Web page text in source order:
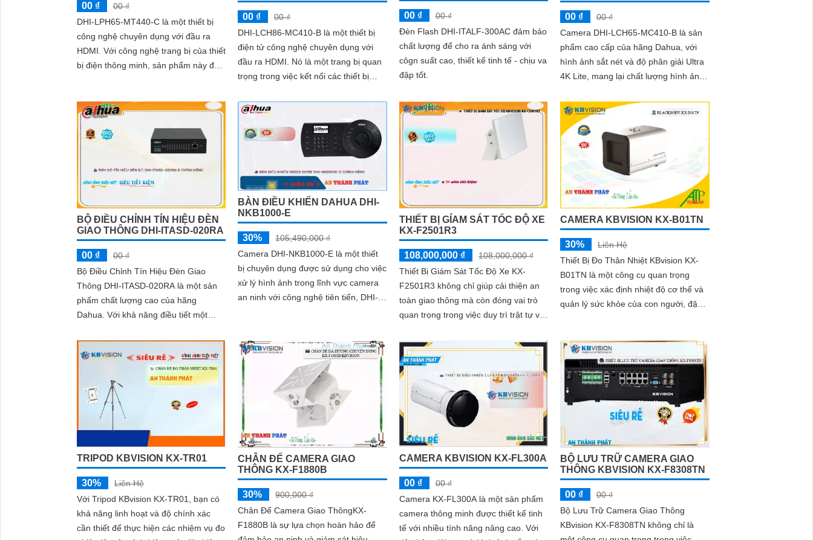
00 ₫
00 ₫
DHI-LPH65-MT440-C là một thiết bị
công nghệ chuyên dụng với đầu ra
HDMI. Với công nghệ trang bị của thiết
bị điện thông minh, sản phẩm này đáp
00 ₫
00 ₫
DHI-LCH86-MC410-B là một thiết bị
điện tử công nghệ chuyên dụng với
đầu ra HDMI. Nó là một trang bị quan
trọng trong việc kết nối các thiết bị
00 ₫
00 ₫
Đèn Flash DHI-ITALF-300AC đảm bảo
chất lượng để cho ra ánh sáng với
côgn suất cao, thiết kế tinh tế - chịu va
đập tốt.
00 ₫
00 ₫
Camera DHI-LCH65-MC410-B là sản
phẩm cao cấp của hãng Dahua, với
hình ảnh sắt nét và độ phân giải Ultra
4K Lite, mang lại chất lượng hình ảnh
BỘ ĐIỀU CHỈNH TÍN HIỆU ĐÈN
GIAO THÔNG DHI-ITASD-020RA
00 ₫
00 ₫
Bộ Điều Chỉnh Tín Hiệu Đèn Giao
Thông DHI-ITASD-020RA là một sản
phẩm chất lượng cao của hãng
Dahua. Với khả năng điều tiết một
thông giúp giảm tải khối lượng giao
thông lên các đoạn đường trong giờ
BÀN ĐIỀU KHIỂN DAHUA DHI-
NKB1000-E
30%
105,490,000 ₫
Camera DHI-NKB1000-E là một thiết
bị chuyên dụng được sử dụng cho việc
xử lý hình ảnh trong lĩnh vực camera
an ninh với công nghệ tiên tiến, DHI-
chuyên nghiệp.
THIẾT BỊ GÍAM SÁT TỐC ĐỘ XE
KX-F2501R3
108,000,000 ₫
108,000,000 ₫
Thiết Bị Giám Sát Tốc Độ Xe KX-
F2501R3 không chỉ giúp cải thiện an
toàn giao thông mà còn đóng vai trò
quan trọng trong việc duy trì trật tự và
CAMERA KBVISION KX-B01TN
30%
Liên Hệ
Thiết Bị Đo Thân Nhiệt KBvision KX-
B01TN là một công cụ quan trọng
trong việc xác định nhiệt độ cơ thể và
quản lý sức khỏe của con người, đặc
nay
TRIPOD KBVISION KX-TR01
30%
Liên Hệ
Với Tripod KBvision KX-TR01, bạn có
khả năng linh hoạt và độ chính xác
cần thiết để thực hiện các nhiệm vụ đo
CHÂN ĐẾ CAMERA GIAO
THÔNG KX-F1880B
30%
900,000 ₫
Chân Đế Camera Giao ThôngKX-
F1880B là sự lựa chọn hoàn hảo để
CAMERA KBVISION KX-FL300A
00 ₫
00 ₫
Camera KX-FL300A là một sản phẩm
camera thông minh được thiết kế tinh
tế với nhiều tính năng nâng cao. Với
BỘ LƯU TRỮ CAMERA GIAO
THÔNG KBVISION KX-F8308TN
00 ₫
00 ₫
Bộ Lưu Trữ Camera Giao Thông
KBvision KX-F8308TN không chỉ là